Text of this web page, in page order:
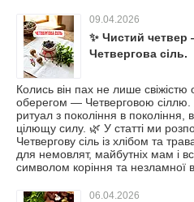
09.04.2026
✨ Чистий четвер
Четвергова сіль.
Колись він пах не лише свіжістю
оберегом — Четверговою
ритуал з покоління в покоління,
цілющу силу. 🌿 У статті ми
Четвергову сіль із хлібом та
для немовлят, майбутніх мам і
символом коріння та незламної
06.04.2026